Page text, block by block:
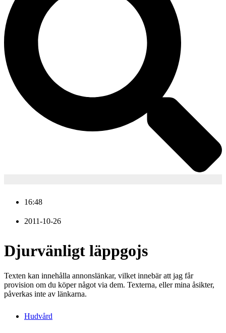
16:48
2011-10-26
Djurvänligt läppgojs
Texten kan innehålla annonslänkar, vilket innebär att jag får
provision om du köper något via dem. Texterna, eller mina åsikter,
påverkas inte av länkarna.
Hudvård